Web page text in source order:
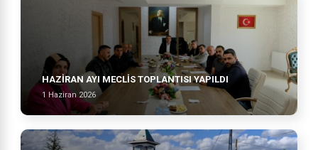
HAZİRAN AYI MECLİS TOPLANTISI YAPILDI
1 Haziran 2026